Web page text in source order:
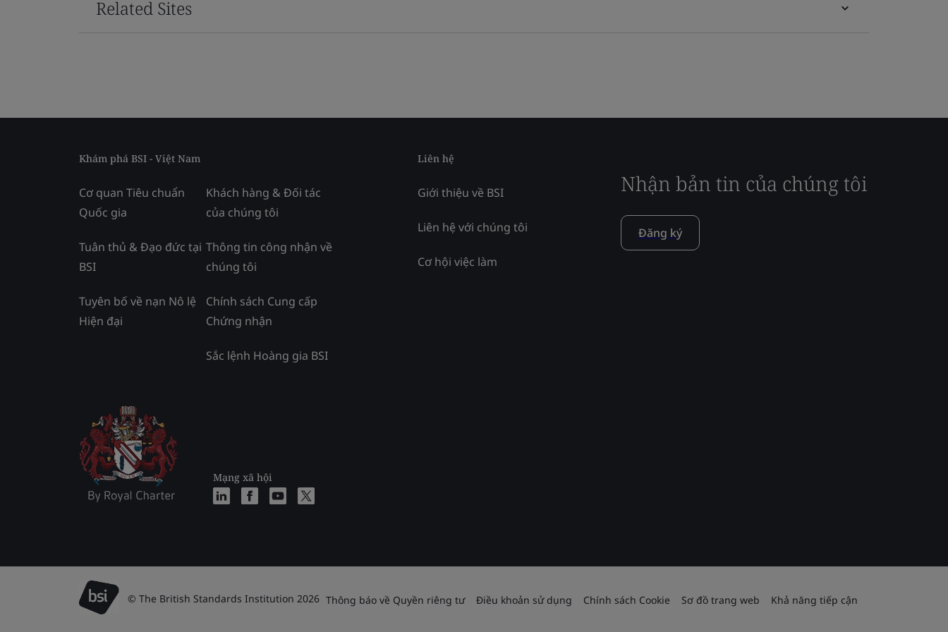
Related Sites
Khám phá BSI - Việt Nam
Cơ quan Tiêu chuẩn
Quốc gia
Tuân thủ & Đạo đức tại
BSI
Tuyên bố về nạn Nô lệ
Hiện đại
Khách hàng & Đối tác
của chúng tôi
Thông tin công nhận về
chúng tôi
Chính sách Cung cấp
Chứng nhận
Sắc lệnh Hoàng gia BSI
Mạng xã hội
Liên hệ
Giới thiệu về BSI
Liên hệ với chúng tôi
Cơ hội việc làm
Nhận bản tin của chúng tôi
Đăng ký
© The British Standards Institution 2026 Thông báo về Quyền riêng tư Điều khoản sử dụng Chính sách Cookie Sơ đồ trang web Khả năng tiếp cận